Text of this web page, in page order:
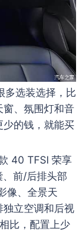
选装选择，比
窗、氛围灯和音
少的钱，就能买
40 TFSI 荣享
前/后排头部
像、全景天
独立空调和后视
比，配置上少